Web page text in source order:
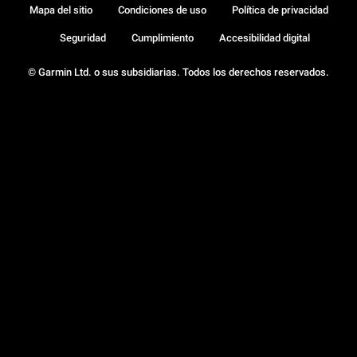
© Garmin Ltd. o sus subsidiarias. Todos los derechos reservados.
Mapa del sitio Condiciones de uso Política de privacidad
Seguridad Cumplimiento Accesibilidad digital